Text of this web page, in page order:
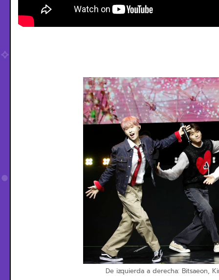
De izquierda a derecha: Bitsaeon,